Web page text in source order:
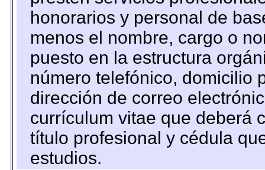
honorarios y personal de
menos el nombre, cargo o
puesto en la estructura
número telefónico, domicilio
dirección de correo
currículum vitae que deberá
título profesional y cédula
estudios.